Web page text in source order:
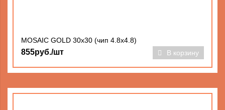
MOSAIC GOLD 30x30 (чип 4.8х4.8)
855руб./шт В корзину